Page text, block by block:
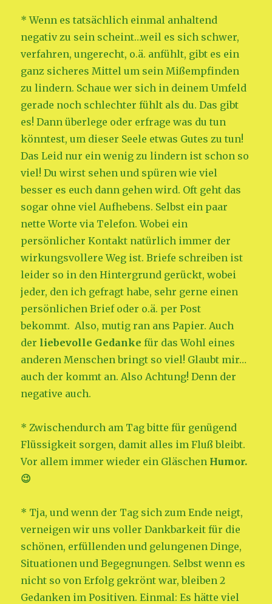
* Wenn es tatsächlich einmal anhaltend
negativ zu sein scheint…weil es sich schwer,
verfahren, ungerecht, o.ä. anfühlt, gibt es ein
ganz sicheres Mittel um sein Mißempfinden
zu lindern. Schaue wer sich in deinem Umfeld
gerade noch schlechter fühlt als du. Das gibt
es! Dann überlege oder erfrage was du tun
könntest, um dieser Seele etwas Gutes zu tun!
Das Leid nur ein wenig zu lindern ist schon so
viel! Du wirst sehen und spüren wie viel
besser es euch dann gehen wird. Oft geht das
sogar ohne viel Aufhebens. Selbst ein paar
nette Worte via Telefon. Wobei ein
persönlicher Kontakt natürlich immer der
wirkungsvollere Weg ist. Briefe schreiben ist
leider so in den Hintergrund gerückt, wobei
jeder, den ich gefragt habe, sehr gerne einen
persönlichen Brief oder o.ä. per Post
bekommt. Also, mutig ran ans Papier. Auch
der liebevolle Gedanke für das Wohl eines
anderen Menschen bringt so viel! Glaubt mir…
auch der kommt an. Also Achtung! Denn der
negative auch.
* Zwischendurch am Tag bitte für genügend
Flüssigkeit sorgen, damit alles im Fluß bleibt.
Vor allem immer wieder ein Gläschen Humor.
😉
* Tja, und wenn der Tag sich zum Ende neigt,
verneigen wir uns voller Dankbarkeit für die
schönen, erfüllenden und gelungenen Dinge,
Situationen und Begegnungen. Selbst wenn es
nicht so von Erfolg gekrönt war, bleiben 2
Gedanken im Positiven. Einmal: Es hätte viel